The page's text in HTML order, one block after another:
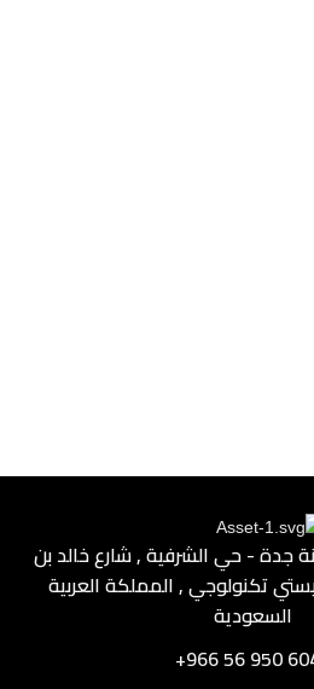
المركز الرئيسي : مدينة جدة - حي الشرفية ٫ شارع خالد بن
الوليد ٫23216 ماجيستي تكنولوجي ٫ المملكة العربية
السعودية
6045